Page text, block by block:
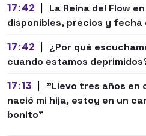
17:42 |
La Reina del Flow
disponibles, precios y fecha
17:42 |
¿Por qué
cuando estamos
17:13 |
"Llevo tres años en
nació mi hija, estoy en un
bonito"